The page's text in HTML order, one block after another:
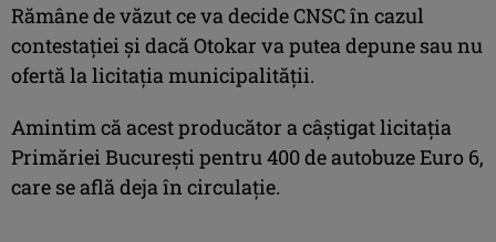
Rămâne de văzut ce va decide CNSC în cazul
contestației și dacă Otokar va putea depune sau nu
ofertă la licitația municipalității.
Amintim că acest producător a câștigat licitația
Primăriei București pentru 400 de autobuze Euro 6,
care se află deja în circulație.